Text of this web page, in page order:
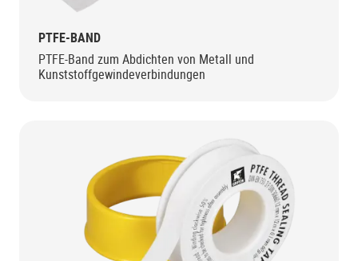
PTFE-BAND
PTFE-Band zum Abdichten von Metall und
Kunststoffgewindeverbindungen